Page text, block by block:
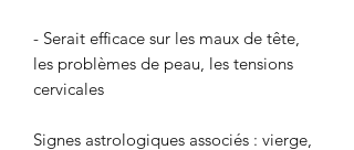
- Serait efficace sur les maux de tête,
les problèmes de peau, les tensions
cervicales
Signes astrologiques associés : vierge,